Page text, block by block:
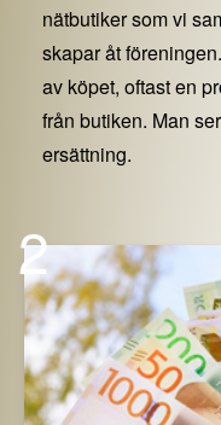
nätbutiker som vi
skapar åt
av köpet, oftast en
från butiken. Man
ersättning.
2